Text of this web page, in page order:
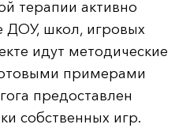
терапии активно
ДОУ, школ, игровых
идут методические
примерами
предоставлен
собственных игр.